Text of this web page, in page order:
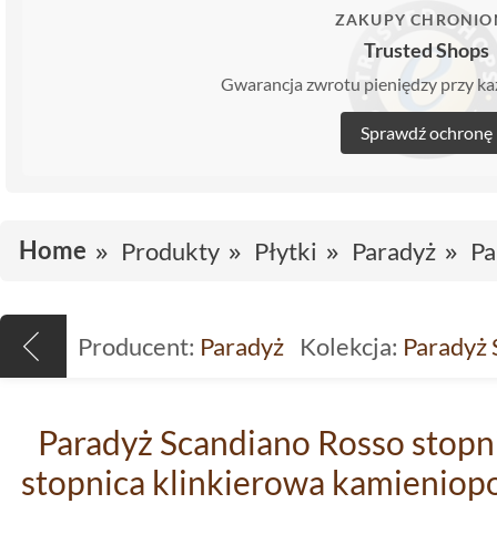
ZAKUPY
Trusted Shops
Gwarancja zwrotu pieniędzy przy
Sprawdź ochronę
Home Produkty Płytki Paradyż
Producent: Paradyż Kolekcja: Paradyż
Paradyż Scandiano Rosso
stopnica klinkierowa